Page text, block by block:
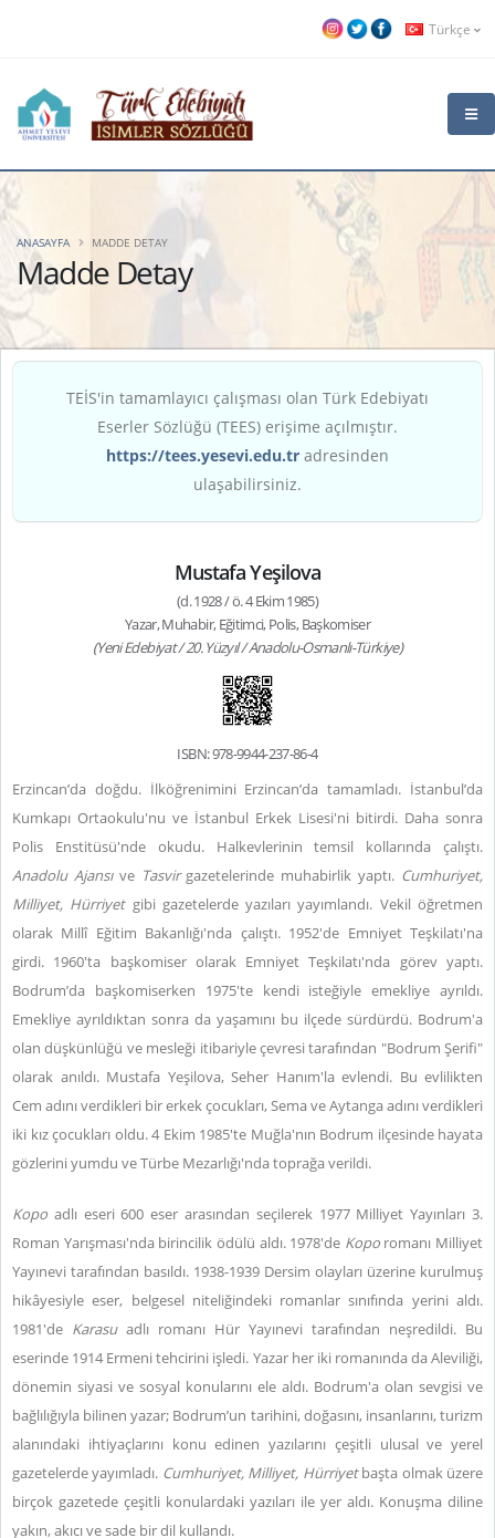
Türkçe
Madde Detay
ANASAYFA MADDE DETAY
TEİS'in tamamlayıcı çalışması olan Türk Edebiyatı
Eserler Sözlüğü (TEES) erişime açılmıştır.
https://tees.yesevi.edu.tr adresinden
ulaşabilirsiniz.
Mustafa Yeşilova
(d. 1928 / ö. 4 Ekim 1985)
Yazar, Muhabir, Eğitimci, Polis, Başkomiser
(Yeni Edebiyat / 20. Yüzyıl / Anadolu-Osmanlı-Türkiye)
ISBN: 978-9944-237-86-4
Erzincan’da doğdu. İlköğrenimini Erzincan’da tamamladı. İstanbul’da
Kumkapı Ortaokulu'nu ve İstanbul Erkek Lisesi'ni bitirdi. Daha sonra
Polis Enstitüsü'nde okudu. Halkevlerinin temsil kollarında çalıştı.
Anadolu Ajansıve Tasvirgazetelerinde muhabirlik yaptı. Cumhuriyet,
Milliyet, Hürriyet gibi gazetelerde yazıları yayımlandı. Vekil öğretmen
olarak Millî Eğitim Bakanlığı'nda çalıştı. 1952'de Emniyet Teşkilatı'na
girdi. 1960'ta başkomiser olarak Emniyet Teşkilatı'nda görev yaptı.
Bodrum’da başkomiserken 1975'te kendi isteğiyle emekliye ayrıldı.
Emekliye ayrıldıktan sonra da yaşamını bu ilçede sürdürdü. Bodrum'a
olan düşkünlüğü ve mesleği itibariyle çevresi tarafından "Bodrum Şerifi"
olarak anıldı. Mustafa Yeşilova, Seher Hanım'la evlendi. Bu evlilikten
Cem adını verdikleri bir erkek çocukları, Sema ve Aytanga adını verdikleri
iki kız çocukları oldu. 4 Ekim 1985'te Muğla'nın Bodrum ilçesinde hayata
gözlerini yumdu ve Türbe Mezarlığı'nda toprağa verildi.
Kopo adlı eseri 600 eser arasından seçilerek 1977 Milliyet Yayınları 3.
Roman Yarışması'nda birincilik ödülü aldı. 1978'de Koporomanı Milliyet
Yayınevi tarafından basıldı. 1938-1939 Dersim olayları üzerine kurulmuş
hikâyesiyle eser, belgesel niteliğindeki romanlar sınıfında yerini aldı.
1981'de Karasuadlı romanı Hür Yayınevi tarafından neşredildi. Bu
eserinde 1914 Ermeni tehcirini işledi. Yazar her iki romanında da Aleviliği,
dönemin siyasi ve sosyal konularını ele aldı. Bodrum'a olan sevgisi ve
bağlılığıyla bilinen yazar; Bodrum’un tarihini, doğasını, insanlarını, turizm
alanındaki ihtiyaçlarını konu edinen yazılarını çeşitli ulusal ve yerel
gazetelerde yayımladı. Cumhuriyet, Milliyet, Hürriyetbaşta olmak üzere
birçok gazetede çeşitli konulardaki yazıları ile yer aldı. Konuşma diline
yakın, akıcı ve sade bir dil kullandı.